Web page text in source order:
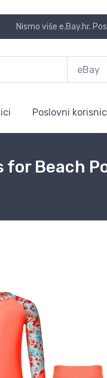
Nismo više e.Bay.hr.
Poslovni
for Beach